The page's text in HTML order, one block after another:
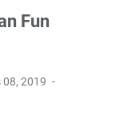
Fun
08, 2019